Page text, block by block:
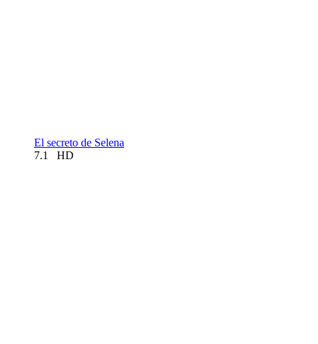
El secreto de Selena
7.1
HD